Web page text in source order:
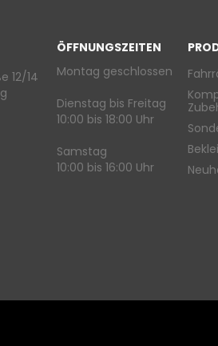
12/14
ÖFFNUNGSZEITEN
Montag geschlossen
Dienstag bis Freitag
10:00 bis 18:00 Uhr
Samstag
10:00 bis 16:00 Uhr